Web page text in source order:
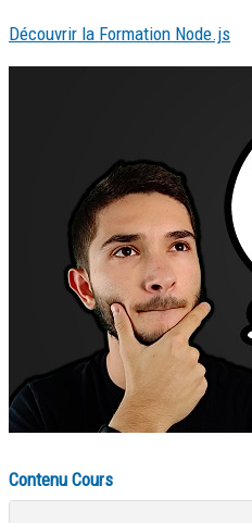
Découvrir la Formation Node.js
Contenu Cours